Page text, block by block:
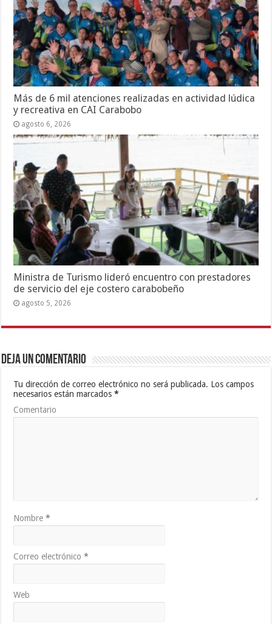
Más de 6 mil atenciones realizadas en actividad lúdica
y recreativa en CAI Carabobo
agosto 6, 2026
Ministra de Turismo lideró encuentro con prestadores
de servicio del eje costero carabobeño
agosto 5, 2026
Deja un comentario
Tu dirección de correo electrónico no será publicada. Los campos
necesarios están marcados*
Comentario
Nombre*
Correo electrónico*
Web